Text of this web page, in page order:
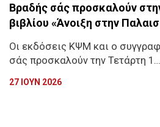
Βραδής σάς προσκαλούν
βιβλίου «Άνοιξη στην
Οι εκδόσεις ΚΨΜ και ο
σάς προσκαλούν την Τετάρτη 1…
27 ΙΟΥΝ 2026